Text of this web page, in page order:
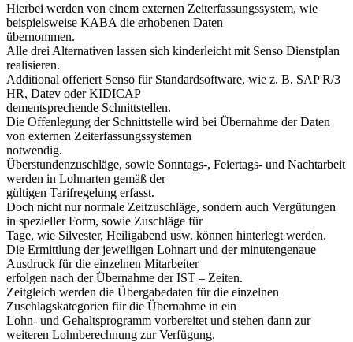
Hierbei werden von einem externen Zeiterfassungssystem, wie
beispielsweise KABA die erhobenen Daten
übernommen.
Alle drei Alternativen lassen sich kinderleicht mit Senso Dienstplan
realisieren.
Additional offeriert Senso für Standardsoftware, wie z. B. SAP R/3
HR, Datev oder KIDICAP
dementsprechende Schnittstellen.
Die Offenlegung der Schnittstelle wird bei Übernahme der Daten
von externen Zeiterfassungssystemen
notwendig.
Überstundenzuschläge, sowie Sonntags-, Feiertags- und Nachtarbeit
werden in Lohnarten gemäß der
gültigen Tarifregelung erfasst.
Doch nicht nur normale Zeitzuschläge, sondern auch Vergütungen
in spezieller Form, sowie Zuschläge für
Tage, wie Silvester, Heiligabend usw. können hinterlegt werden.
Die Ermittlung der jeweiligen Lohnart und der minutengenaue
Ausdruck für die einzelnen Mitarbeiter
erfolgen nach der Übernahme der IST – Zeiten.
Zeitgleich werden die Übergabedaten für die einzelnen
Zuschlagskategorien für die Übernahme in ein
Lohn- und Gehaltsprogramm vorbereitet und stehen dann zur
weiteren Lohnberechnung zur Verfügung.